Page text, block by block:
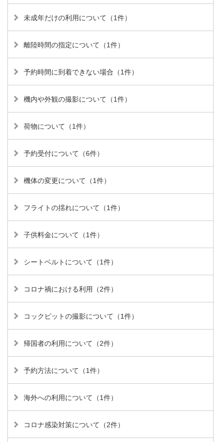
未成年だけの利用について（1件）
離陸時間の指定について（1件）
予約時間に到着できない場合（1件）
機内や外観の撮影について（1件）
荷物について（1件）
予約受付について（6件）
機体の変更について（1件）
フライトの揺れについて（1件）
子供料金について（1件）
シートベルトについて（1件）
コロナ禍における利用（2件）
コックピットの撮影について（1件）
帰国者の利用について（2件）
予約方法について（1件）
海外への利用について（1件）
コロナ感染対策について（2件）